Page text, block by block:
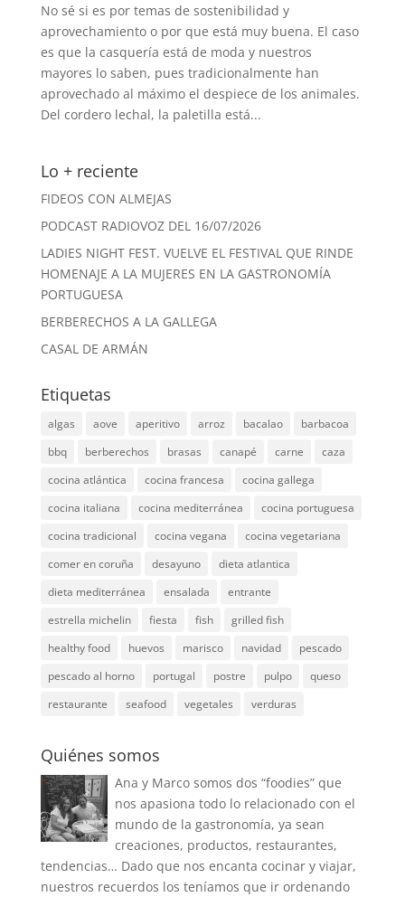
No sé si es por temas de sostenibilidad y
aprovechamiento o por que está muy buena. El caso
es que la casquería está de moda y nuestros
mayores lo saben, pues tradicionalmente han
aprovechado al máximo el despiece de los animales.
Del cordero lechal, la paletilla está...
Lo + reciente
FIDEOS CON ALMEJAS
PODCAST RADIOVOZ DEL 16/07/2026
LADIES NIGHT FEST. VUELVE EL FESTIVAL QUE RINDE
HOMENAJE A LA MUJERES EN LA GASTRONOMÍA
PORTUGUESA
BERBERECHOS A LA GALLEGA
CASAL DE ARMÁN
Etiquetas
algas aove aperitivo arroz bacalao
barbacoa
bbq
berberechos brasas canapé carne
caza
cocina atlántica
cocina francesa
cocina gallega
cocina italiana
cocina mediterránea
cocina portuguesa
cocina tradicional
cocina vegana
cocina vegetariana
comer en coruña
desayuno
dieta atlantica
dieta mediterránea
ensalada
entrante
estrella michelin
fiesta fish
grilled fish
healthy food
huevos marisco navidad
pescado
pescado al horno
portugal postre pulpo
queso
restaurante
seafood vegetales verduras
Quiénes somos
Ana y Marco somos dos “foodies” que
nos apasiona todo lo relacionado con el
mundo de la gastronomía, ya sean
creaciones, productos, restaurantes,
tendencias… Dado que nos encanta cocinar y viajar,
nuestros recuerdos los teníamos que ir ordenando